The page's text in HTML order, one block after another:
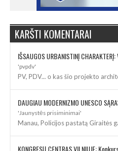
KARŠTI KOMENTARAI
'pvpdv'
PV, PDV... o kas šio projekto
'Jaunystės prisiminimai'
Manau, Policijos pastatą Giraitės